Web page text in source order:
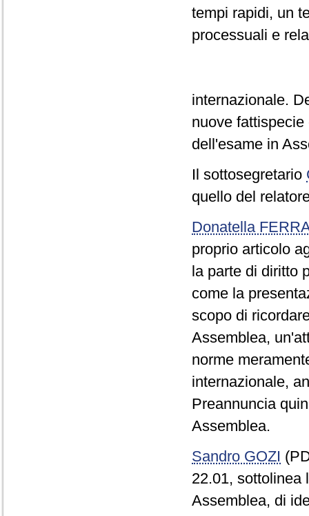
tempi rapidi, un
processuali e
internazionale.
nuove
dell'esame in
Il sottosegretario
quello del
Donatella
proprio articolo
la parte di diritto
come la
scopo di
Assemblea,
norme
internazionale,
Preannuncia
Assemblea.
Sandro GOZI
22.01, sottolinea
Assemblea, di